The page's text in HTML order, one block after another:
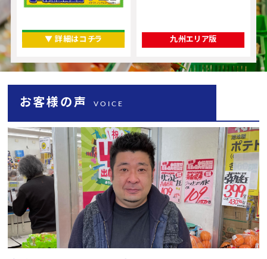
▼ 詳細はコチラ 九州エリア版
お客様の声 VOICE